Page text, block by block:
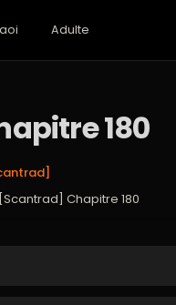
Adulte
180
Chapitre 180